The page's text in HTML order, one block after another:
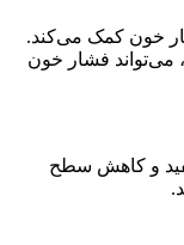
خون کمک می‌کند.
فشار خون
و کاهش سطح